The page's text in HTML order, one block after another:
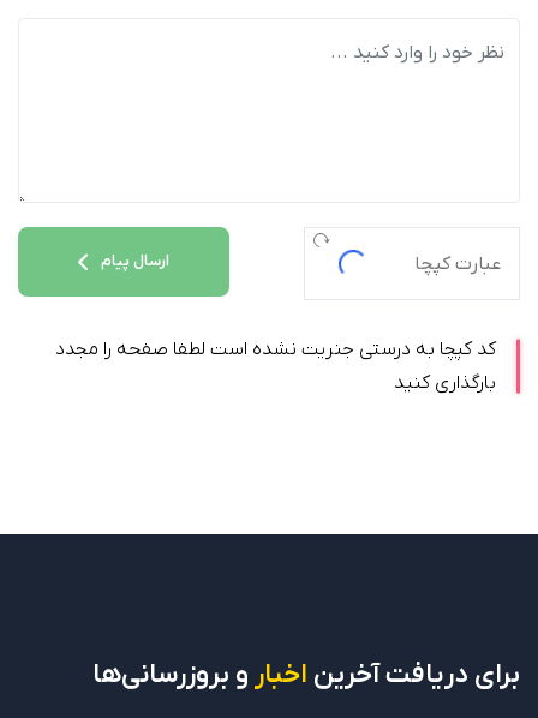
ارسال پیام
کد کپچا به درستی جنریت نشده است لطفا صفحه را مجدد
بارگذاری کنید
برای دریافتآخرین اخبار و بروزرسانی‌ها